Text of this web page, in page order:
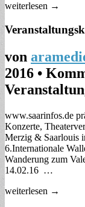
weiterlesen →
von
2016 •
www.saarinfos.de
Konzerte,
Merzig & Saarlouis
6.Internationale
Wanderung zum
14.02.16 …
weiterlesen →